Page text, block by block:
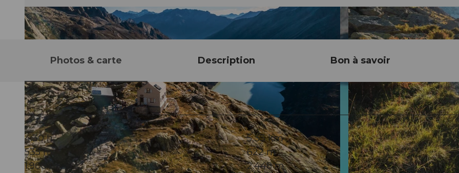
Photos & carte Description Bon à savoir
4:30 h
5,33 km
535 m
622 m
1.908 m
2.448 m